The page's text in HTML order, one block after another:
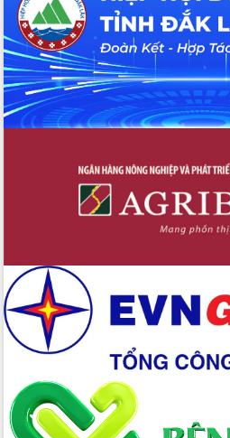
gian phát triển mới
Hội nghị chia sẻ kinh nghiệm, chuyển
giao kỹ thuật y tế, định hướng phát
triển chuyên sâu đến 2030
Chuyển đổi số mở ra không gian phát
triển trong lĩnh vực văn hóa, du lịch
Thủ tướng Phạm Minh Chính: Khẩn
trương tái thiết cuộc sống người dân
Tập trung nâng cao chất lượng, tổ
bền vững
Đẩy nhanh công tác khắc phục, ổn
định đời sống Nhân dân sau bão số 13
Bí thư Tỉnh ủy Lương Nguyễn Minh
Triết dự Ngày hội đại đoàn kết tại
Buôn Đăk Tuôr, xã Cư Pui
Khởi công xây dựng Trường Phổ thông
nội trú liên cấp tiểu học và THCS xã Ia
Rvê